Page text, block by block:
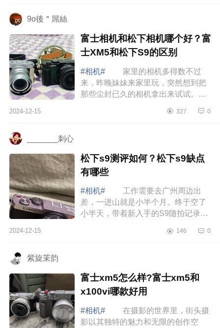
9o後＂屌絲
富士相机和松下相机哪个好？富
士XM5和松下S9的区别
#相机#
家里的相机多得数不过
来，昨晚妹妹来家里玩，突然想到把
那些尘封已久的相机拿出来试试。下
相机哪个好？富士XM5和松下S9的区
2024-12-15 327 0
_______刺心
松下s9测评如何？松下s9缺点
有哪些
#相机#
工作需要去广州周边出
差，一进山就是小半个月。终于空了
小半天，带着新入手的S9随拍记录
评如何？松下s9缺点有哪些 松下
2024-12-15 146 0
紫旋茉韵
富士xm5怎么样?富士xm5和
x100vi哪款好用
#相机#
在摄影的世界里，街头摄
影以其独特的魅力和无限的创作空